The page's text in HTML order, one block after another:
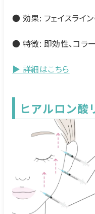
● 効果: フェイスライン
● 特徴: 即効性、コラ
▶ 詳細はこちら
ヒアルロン酸